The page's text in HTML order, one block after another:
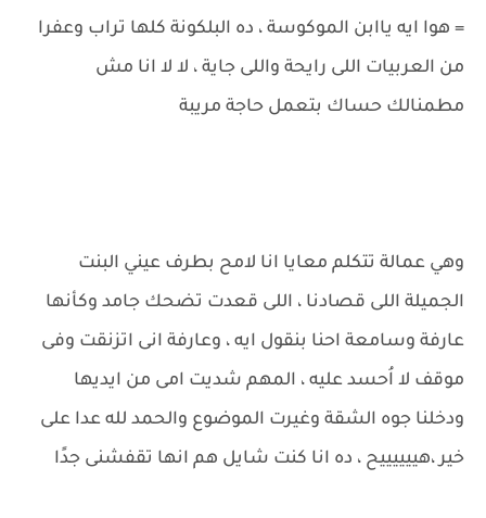
= هوا ايه ياابن الموكوسة ، ده البلكونة كلها تراب وعفرا
من العربيات اللى رايحة واللى جاية ، لا لا انا مش
مطمنالك حساك بتعمل حاجة مريبة
وهي عمالة تتكلم معايا انا لامح بطرف عيني البنت
الجميلة اللى قصادنا ، اللى قعدت تضحك جامد وكأنها
عارفة وسامعة احنا بنقول ايه ، وعارفة انى اتزنقت وفى
موقف لا اُحسد عليه ، المهم شديت امى من ايديها
ودخلنا جوه الشقة وغيرت الموضوع والحمد لله عدا على
خير ،هييييييح ، ده انا كنت شايل هم انها تقفشنى جدًا